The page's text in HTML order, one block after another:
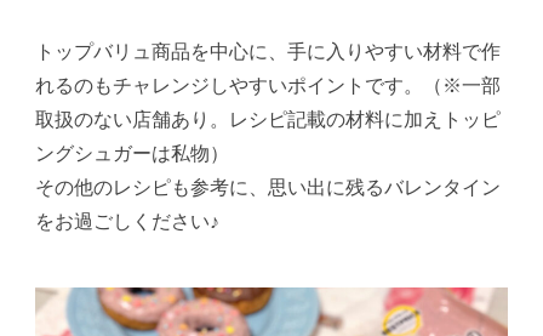
トップバリュ商品を中心に、手に入りやすい材料で作
れるのもチャレンジしやすいポイントです。（※一部
取扱のない店舗あり。レシピ記載の材料に加えトッピ
ングシュガーは私物）
その他のレシピも参考に、思い出に残るバレンタイン
をお過ごしください♪